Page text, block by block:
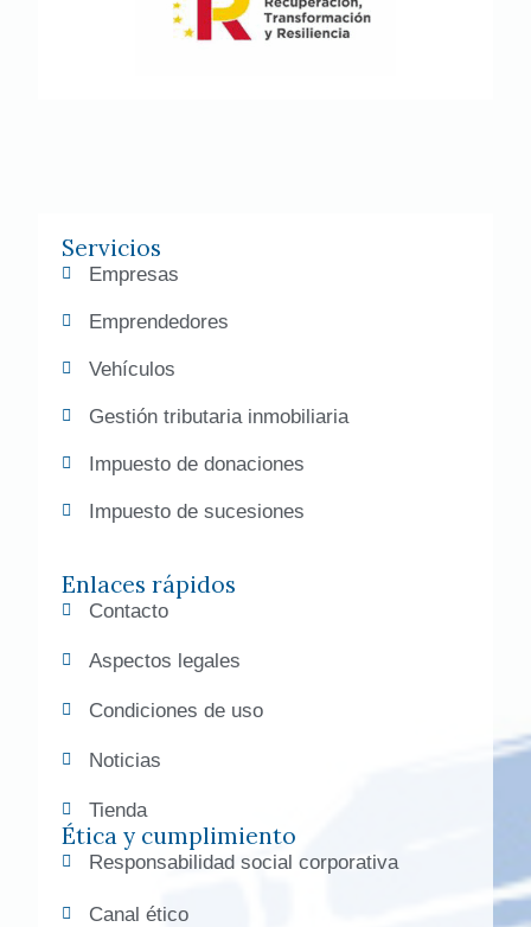
Servicios
Empresas
Emprendedores
Vehículos
Gestión tributaria inmobiliaria
Impuesto de donaciones
Impuesto de sucesiones
Enlaces rápidos
Contacto
Aspectos legales
Condiciones de uso
Noticias
Tienda
Ética y cumplimiento
Responsabilidad social corporativa
Canal ético